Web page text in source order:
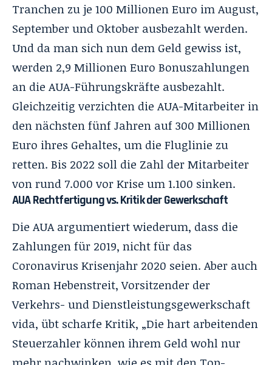
Tranchen zu je 100 Millionen Euro im August,
September und Oktober ausbezahlt werden.
Und da man sich nun dem Geld gewiss ist,
werden 2,9 Millionen Euro Bonuszahlungen
an die AUA-Führungskräfte ausbezahlt.
Gleichzeitig verzichten die AUA-Mitarbeiter in
den nächsten fünf Jahren auf 300 Millionen
Euro ihres Gehaltes, um die Fluglinie zu
retten. Bis 2022 soll die Zahl der Mitarbeiter
von rund 7.000 vor Krise um 1.100 sinken.
AUA Rechtfertigung vs. Kritik der Gewerkschaft
Die AUA argumentiert wiederum, dass die
Zahlungen für 2019, nicht für das
Coronavirus Krisenjahr 2020 seien. Aber auch
Roman Hebenstreit, Vorsitzender der
Verkehrs- und Dienstleistungsgewerkschaft
vida, übt scharfe Kritik, „Die hart arbeitenden
Steuerzahler können ihrem Geld wohl nur